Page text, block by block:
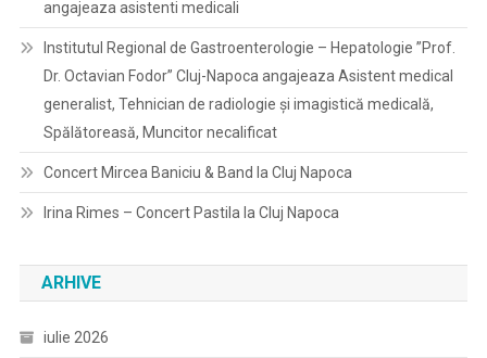
angajeaza asistenti medicali
Institutul Regional de Gastroenterologie – Hepatologie ”Prof.
Dr. Octavian Fodor” Cluj-Napoca angajeaza Asistent medical
generalist, Tehnician de radiologie și imagistică medicală,
Spălătoreasă, Muncitor necalificat
Concert Mircea Baniciu & Band la Cluj Napoca
Irina Rimes – Concert Pastila la Cluj Napoca
ARHIVE
iulie 2026